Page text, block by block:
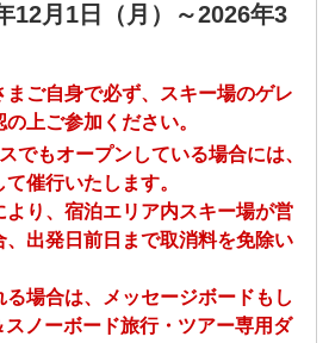
12月1日（月）～2026年3
まご自身で必ず、スキー場のゲレ
上ご参加ください。
でもオープンしている場合には、
催行いたします。
より、宿泊エリア内スキー場が営
、出発日前日まで取消料を免除い
る場合は、メッセージボードもし
ノーボード旅行・ツアー専用ダ